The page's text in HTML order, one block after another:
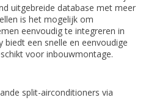
uitgebreide database met meer
is het mogelijk om
eenvoudig te integreren in
biedt een snelle en eenvoudige
voor inbouwmontage.
split-airconditioners via